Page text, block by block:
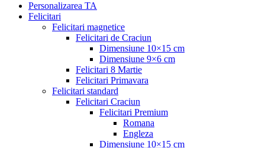
Personalizarea TA
Felicitari
Felicitari magnetice
Felicitari de Craciun
Dimensiune 10×15 cm
Dimensiune 9×6 cm
Felicitari 8 Martie
Felicitari Primavara
Felicitari standard
Felicitari Craciun
Felicitari Premium
Romana
Engleza
Dimensiune 10×15 cm